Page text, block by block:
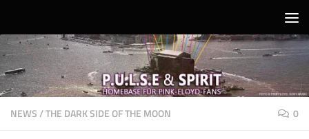
NEWS/THE DARK SIDE OF THE MOON 0